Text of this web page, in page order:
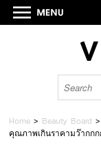
Home > Beauty Board
คุณภาพเกินราคามว๊ากก